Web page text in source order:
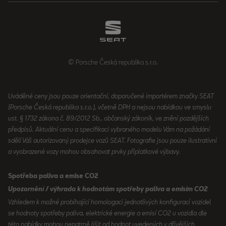
© Porsche Česká republika s.r.o.
Uváděné ceny jsou pouze orientační, doporučené importérem značky SEAT
(Porsche Česká republika s.r.o.), včetně DPH a nejsou nabídkou ve smyslu
ust. § 1732 zákona č. 89/2012 Sb., občanský zákoník, ve znění pozdějších
předpisů. Aktuální cenu a specifikaci vybraného modelu Vám na požádání
sdělí Váš autorizovaný prodejce vozů SEAT. Fotografie jsou pouze ilustrativní
a vyobrazené vozy mohou obsahovat prvky příplatkové výbavy.
Spotřeba paliva a emise CO2
Upozornění / výhrada k hodnotám spotřeby paliva a emisím CO2
Vzhledem k možné probíhající homologaci jednotlivých konfigurací vozidel
se hodnoty spotřeby paliva, elektrické energie a emisí CO2 u vozidla dle
této nabídky mohou nepatrně lišit od hodnot uvedených v dřívějších